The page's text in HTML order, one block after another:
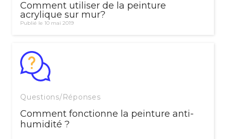
Comment utiliser de la peinture
acrylique sur mur?
Publié le 10 mai 2019
Questions/Réponses
Comment fonctionne la peinture anti-
humidité ?